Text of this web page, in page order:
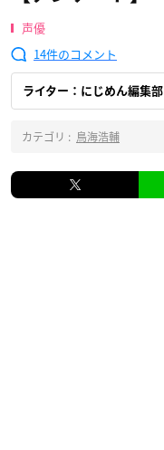
声優
14
ライター：にじめん編集部
カテゴリ : 鳥海浩輔